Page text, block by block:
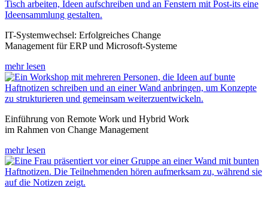
IT-Systemwechsel: Erfolgreiches Change
Management für ERP und Microsoft-Systeme
mehr lesen
Einführung von Remote Work und Hybrid Work
im Rahmen von Change Management
mehr lesen